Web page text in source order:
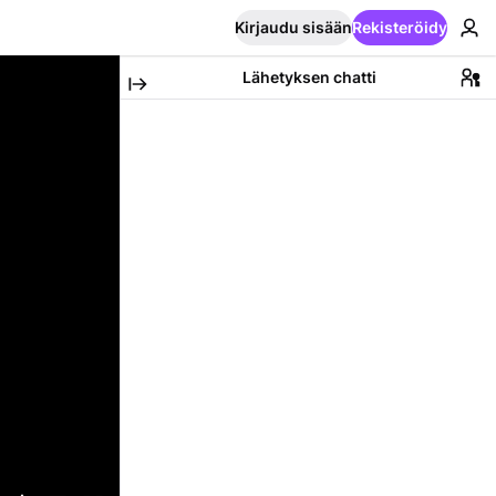
Kirjaudu sisäänRekisteröidy
Lähetyksen chatti